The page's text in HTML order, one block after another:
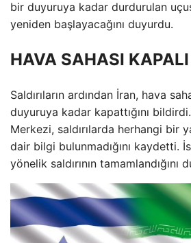
bir duyuruya kadar durdurulan
yeniden başlayacağını duyurdu.
HAVA SAHASI KAPALI
Saldırıların ardından İran, hava
duyuruya kadar kapattığını
Merkezi, saldırılarda herhangi bir
dair bilgi bulunmadığını kaydetti.
yönelik saldırının tamamlandığını